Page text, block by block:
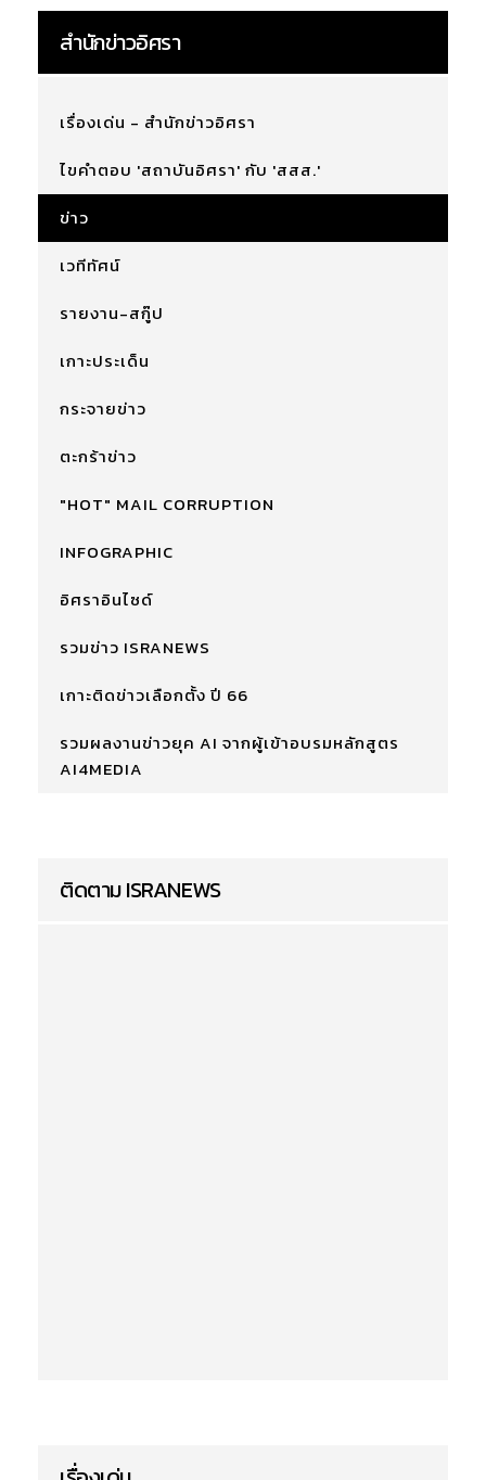
สำนักข่าวอิศรา
เรื่องเด่น - สำนักข่าวอิศรา
ไขคำตอบ 'สถาบันอิศรา' กับ 'สสส.'
ข่าว
เวทีทัศน์
รายงาน-สกู๊ป
เกาะประเด็น
กระจายข่าว
ตะกร้าข่าว
"HOT" MAIL CORRUPTION
INFOGRAPHIC
อิศราอินไซด์
รวมข่าว ISRANEWS
เกาะติดข่าวเลือกตั้ง ปี 66
รวมผลงานข่าวยุค AI จากผู้เข้าอบรมหลักสูตร
AI4MEDIA
ติดตาม ISRANEWS